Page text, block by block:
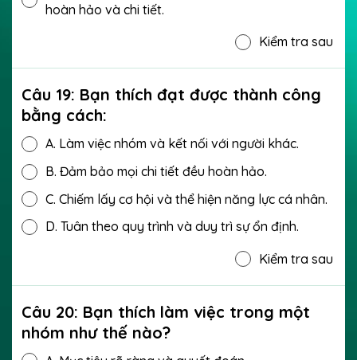
hoàn hảo và chi tiết.
Kiểm tra sau
Câu 19: Bạn thích đạt được thành công
bằng cách:
A. Làm việc nhóm và kết nối với người khác.
B. Đảm bảo mọi chi tiết đều hoàn hảo.
C. Chiếm lấy cơ hội và thể hiện năng lực cá nhân.
D. Tuân theo quy trình và duy trì sự ổn định.
Kiểm tra sau
Câu 20: Bạn thích làm việc trong một
nhóm như thế nào?